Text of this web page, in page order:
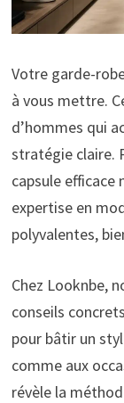
Votre garde-
à vous mettre.
d’hommes qui
stratégie claire.
capsule efficace
expertise en
polyvalentes,
Chez Looknbe,
conseils
pour bâtir un
comme aux
révèle la